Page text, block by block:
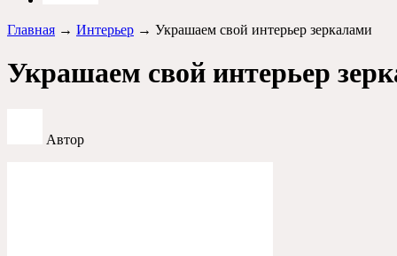
Главная → Интерьер → Украшаем свой интерьер зеркалами
Украшаем свой интерьер
Автор